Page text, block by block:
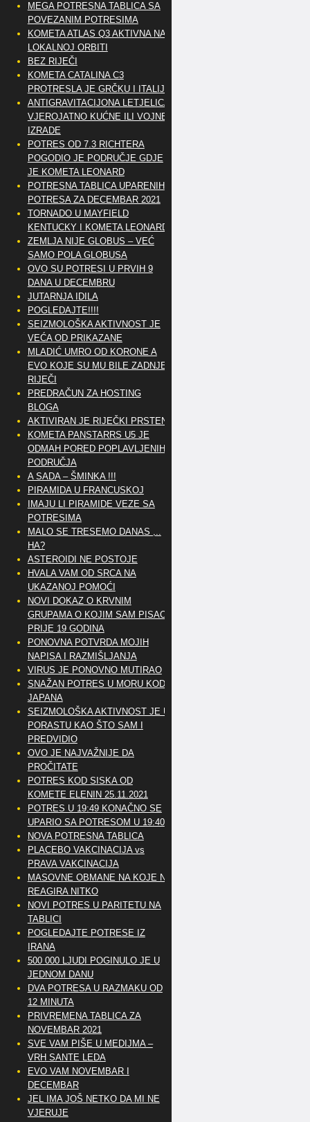
MEGA POTRESNA TABLICA SA
POVEZANIM POTRESIMA
KOMETA ATLAS Q3 AKTIVNA NA
LOKALNOJ ORBITI
BEZ RIJEČI
KOMETA CATALINA C3
PROTRESLA JE GRČKU I ITALIJU
ANTIGRAVITACIJONA LETJELICA
VJEROJATNO KUĆNE ILI VOJNE
IZRADE
POTRES OD 7.3 RICHTERA
POGODIO JE PODRUČJE GDJE
JE KOMETA LEONARD
POTRESNA TABLICA UPARENIH
POTRESA ZA DECEMBAR 2021
TORNADO U MAYFIELD
KENTUCKY I KOMETA LEONARD
ZEMLJA NIJE GLOBUS – VEĆ
SAMO POLA GLOBUSA
OVO SU POTRESI U PRVIH 9
DANA U DECEMBRU
JUTARNJA IDILA
POGLEDAJTE!!!!
SEIZMOLOŠKA AKTIVNOST JE
VEĆA OD PRIKAZANE
MLADIĆ UMRO OD KORONE A
EVO KOJE SU MU BILE ZADNJE
RIJEČI
PREDRAČUN ZA HOSTING
BLOGA
AKTIVIRAN JE RIJEČKI PRSTEN
KOMETA PANSTARRS U5 JE
ODMAH PORED POPLAVLJENIH
PODRUČJA
A SADA – ŠMINKA !!!
PIRAMIDA U FRANCUSKOJ
IMAJU LI PIRAMIDE VEZE SA
POTRESIMA
MALO SE TRESEMO DANAS ,..
HA?
ASTEROIDI NE POSTOJE
HVALA VAM OD SRCA NA
UKAZANOJ POMOĆI
NOVI DOKAZ O KRVNIM
GRUPAMA O KOJIM SAM PISAO
PRIJE 19 GODINA
PONOVNA POTVRDA MOJIH
NAPISA I RAZMIŠLJANJA
VIRUS JE PONOVNO MUTIRAO
SNAŽAN POTRES U MORU KOD
JAPANA
SEIZMOLOŠKA AKTIVNOST JE U
PORASTU KAO ŠTO SAM I
PREDVIDIO
OVO JE NAJVAŽNIJE DA
PROČITATE
POTRES KOD SISKA OD
KOMETE ELENIN 25.11.2021
POTRES U 19:49 KONAČNO SE
UPARIO SA POTRESOM U 19:40
NOVA POTRESNA TABLICA
PLACEBO VAKCINACIJA vs
PRAVA VAKCINACIJA
MASOVNE OBMANE NA KOJE NE
REAGIRA NITKO
NOVI POTRES U PARITETU NA
TABLICI
POGLEDAJTE POTRESE IZ
IRANA
500 000 LJUDI POGINULO JE U
JEDNOM DANU
DVA POTRESA U RAZMAKU OD
12 MINUTA
PRIVREMENA TABLICA ZA
NOVEMBAR 2021
SVE VAM PIŠE U MEDIJMA –
VRH SANTE LEDA
EVO VAM NOVEMBAR I
DECEMBAR
JEL IMA JOŠ NETKO DA MI NE
VJERUJE